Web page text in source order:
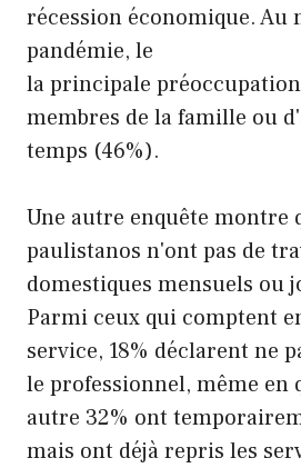
récession économique. Au
pandémie, le
la principale
membres de la famille ou
temps (46%).
Une autre enquête montre
paulistanos n'ont pas de
domestiques mensuels ou
Parmi ceux qui comptent
service, 18% déclarent ne
le professionnel, même en
autre 32% ont
mais ont déjà repris les